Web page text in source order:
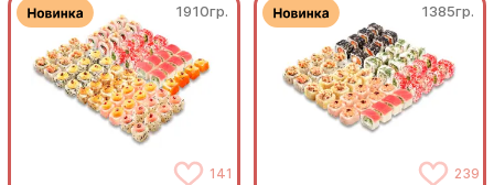
1910гр.
141
1385гр.
239